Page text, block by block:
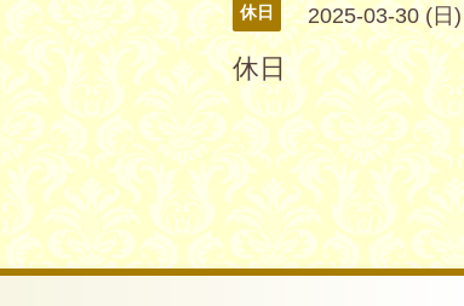
休日 2025-03-30 (日)
休日